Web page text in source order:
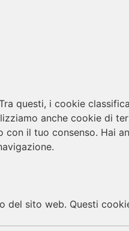
questi, i cookie
anche cookie di
il tuo consenso. Hai
sito web. Questi